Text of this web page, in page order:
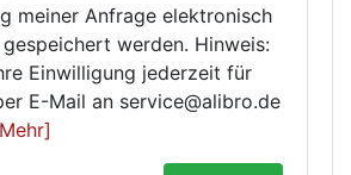
meiner Anfrage elektronisch
werden. Hinweis:
Einwilligung jederzeit für
E-Mail an service@alibro.de